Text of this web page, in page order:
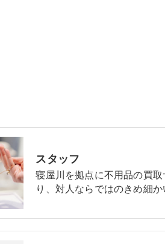
スタッフ
寝屋川を拠点に不用品の買
り、対人ならではのきめ細